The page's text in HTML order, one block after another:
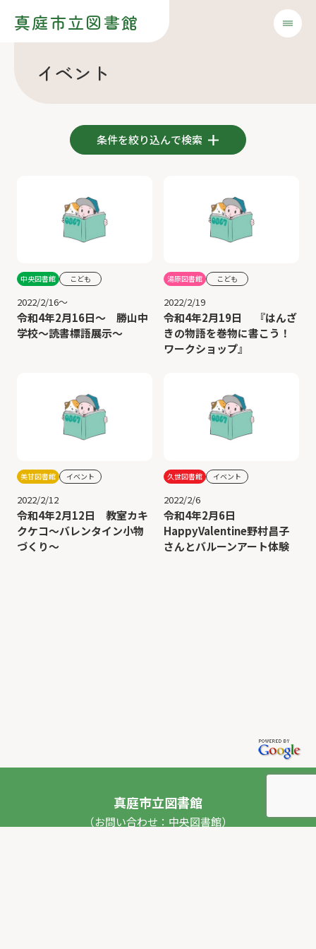
真庭市立図書館
イベント
条件を絞り込んで検索
中央図書館 こども
2022/2/16～
令和4年2月16日～ 勝山中
学校～読書標語展示～
湯原図書館 こども
2022/2/19
令和4年2月19日 『はんざ
きの物語を巻物に書こう！
ワークショップ』
美甘図書館 イベント
2022/2/12
令和4年2月12日 教室カキ
クケコ～バレンタイン小物
づくり～
久世図書館 イベント
2022/2/6
令和4年2月6日
HappyValentine野村昌子
さんとバルーンアート体験
真庭市立図書館
（お問い合わせ：中央図書館）